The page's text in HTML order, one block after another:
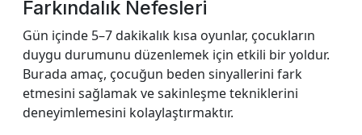
Farkındalık Nefesleri
Gün içinde 5–7 dakikalık kısa oyunlar, çocukların
duygu durumunu düzenlemek için etkili bir yoldur.
Burada amaç, çocuğun beden sinyallerini fark
etmesini sağlamak ve sakinleşme tekniklerini
deneyimlemesini kolaylaştırmaktır.